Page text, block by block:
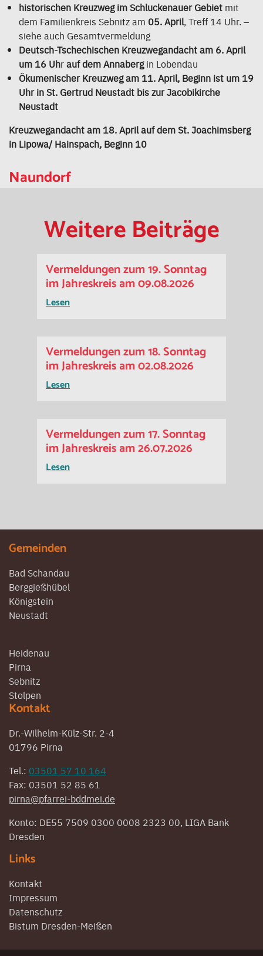
historischen Kreuzweg im Schluckenauer Gebiet mit
dem Familienkreis Sebnitz am 05. April, Treff 14 Uhr. –
siehe auch Gesamtvermeldung
Deutsch-Tschechischen Kreuzwegandachtam 6. April
um 16 Uhrauf dem Annabergin Lobendau
Ökumenischer Kreuzweg am 11. April, Beginn ist um 19
Uhr in St. Gertrud Neustadt bis zur Jacobikirche
Neustadt
Kreuzwegandacht am 18. Aprilauf demSt. Joachimsberg
in Lipowa/ Hainspach, Beginn 10
Naundorf
Weitere Beiträge
Vermeldungen zum 19. Sonntag
im Jahreskreis am 09.08.2026
Lesen
Vermeldungen zum 18. Sonntag
im Jahreskreis am 02.08.2026
Lesen
Vermeldungen zum 17. Sonntag
im Jahreskreis am 26.07.2026
Lesen
Gemeinden
Bad Schandau
Berggießhübel
Königstein
Neustadt
Heidenau
Pirna
Sebnitz
Stolpen
Kontakt
Dr.-Wilhelm-Külz-Str. 2-4
01796 Pirna
Tel.: 03501 57 10 164
Fax: 03501 52 85 61
pirna@pfarrei-bddmei.de
Konto: DE55 7509 0300 0008 2323 00, LIGA Bank
Dresden
Links
Kontakt
Impressum
Datenschutz
Bistum Dresden-Meißen